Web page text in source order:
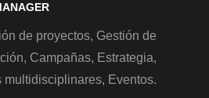
de proyectos, Gestión de
Campañas, Estrategia,
multidisciplinares, Eventos.